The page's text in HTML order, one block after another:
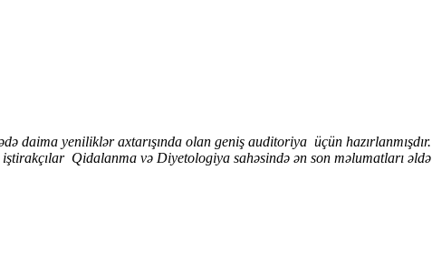
daima yeniliklər axtarışında olan geniş auditoriya üçün hazırlanmışdır.
iştirakçılar Qidalanma və Diyetologiya sahəsində ən son məlumatları əldə